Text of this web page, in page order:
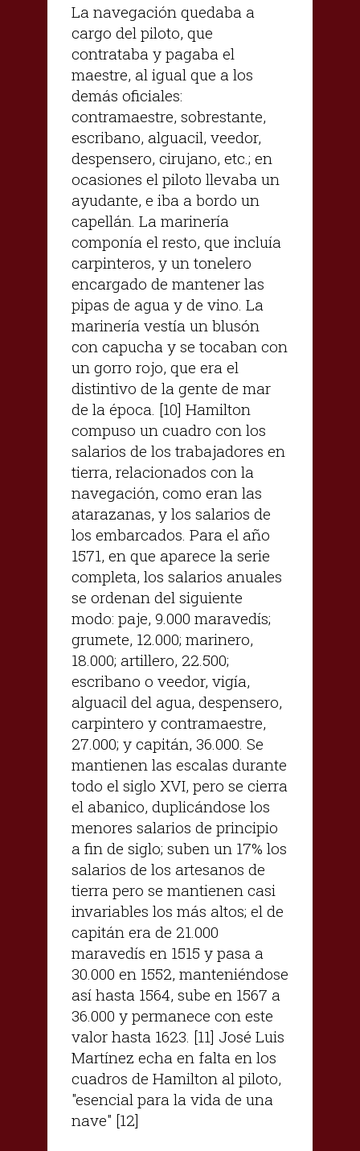
La navegación quedaba a
cargo del piloto, que
contrataba y pagaba el
maestre, al igual que a los
demás oficiales:
contramaestre, sobrestante,
escribano, alguacil, veedor,
despensero, cirujano, etc.; en
ocasiones el piloto llevaba un
ayudante, e iba a bordo un
capellán. La marinería
componía el resto, que incluía
carpinteros, y un tonelero
encargado de mantener las
pipas de agua y de vino. La
marinería vestía un blusón
con capucha y se tocaban con
un gorro rojo, que era el
distintivo de la gente de mar
de la época. [10] Hamilton
compuso un cuadro con los
salarios de los trabajadores en
tierra, relacionados con la
navegación, como eran las
atarazanas, y los salarios de
los embarcados. Para el año
1571, en que aparece la serie
completa, los salarios anuales
se ordenan del siguiente
modo: paje, 9.000 maravedís;
grumete, 12.000; marinero,
18.000; artillero, 22.500;
escribano o veedor, vigía,
alguacil del agua, despensero,
carpintero y contramaestre,
27.000; y capitán, 36.000. Se
mantienen las escalas durante
todo el siglo XVI, pero se cierra
el abanico, duplicándose los
menores salarios de principio
a fin de siglo; suben un 17% los
salarios de los artesanos de
tierra pero se mantienen casi
invariables los más altos; el de
capitán era de 21.000
maravedís en 1515 y pasa a
30.000 en 1552, manteniéndose
así hasta 1564, sube en 1567 a
36.000 y permanece con este
valor hasta 1623. [11] José Luis
Martínez echa en falta en los
cuadros de Hamilton al piloto,
"esencial para la vida de una
nave" [12]